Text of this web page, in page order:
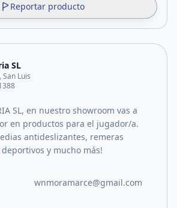
Reportar producto
SL
San Luis
SL, en nuestro showroom vas a
en productos para el jugador/a.
antideslizantes, remeras
y mucho más!
wnmoramarce@gmail.com